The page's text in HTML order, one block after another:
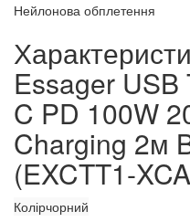
Нейлонова обплетення
Essager USB
C PD 100W
Charging 2м
(EXCTT1-
Колірчорний